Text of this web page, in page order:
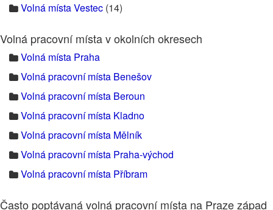
Volná místa Vestec (14)
Volná pracovní místa v okolních okresech
Volná místa Praha
Volná pracovní místa Benešov
Volná pracovní místa Beroun
Volná pracovní místa Kladno
Volná pracovní místa Mělník
Volná pracovní místa Praha-východ
Volná pracovní místa Příbram
Často poptávaná volná pracovní místa na Praze západ